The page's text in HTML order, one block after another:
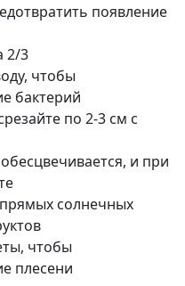
появление
2/3
чтобы
бактерий
по 2-3 см с
и при
прямых солнечных
чтобы
плесени